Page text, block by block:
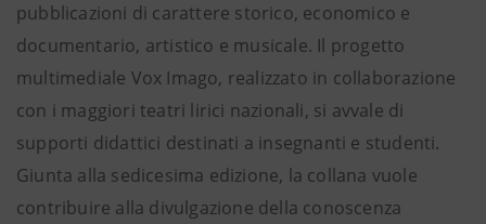
pubblicazioni di carattere storico, economico e
documentario, artistico e musicale. Il progetto
multimediale Vox Imago, realizzato in collaborazione
con i maggiori teatri lirici nazionali, si avvale di
supporti didattici destinati a insegnanti e studenti.
Giunta alla sedicesima edizione, la collana vuole
contribuire alla divulgazione della conoscenza